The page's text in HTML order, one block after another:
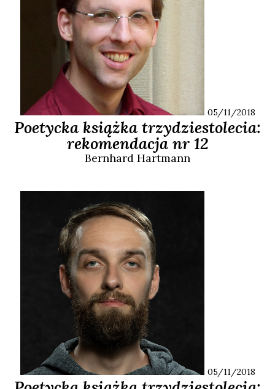
05/11/2018
Poetycka książka trzydziestolecia:
rekomendacja nr 12
Bernhard Hartmann
05/11/2018